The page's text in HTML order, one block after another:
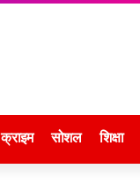
क्राइम सोशल शिक्षा